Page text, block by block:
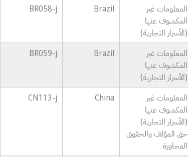
المعلومات غير
المكشوف عنها
(الأسرار التجارية)
Brazil
BR058-j
المعلومات غير
المكشوف عنها
(الأسرار التجارية)
Brazil
BR059-j
المعلومات غير
المكشوف عنها
(الأسرار التجارية)
حق المؤلف والحقوق
المجاورة
China
CN113-j